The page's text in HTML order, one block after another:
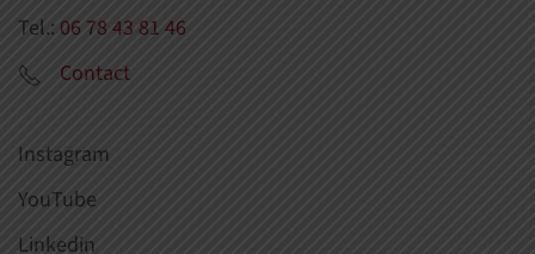
Tel.: 06 78 43 81 46
Contact
Instagram
YouTube
Linkedin